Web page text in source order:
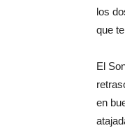
los
que
El
en